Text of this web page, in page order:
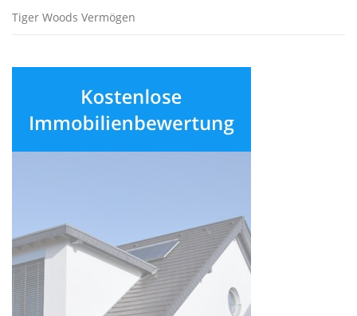
Tiger Woods Vermögen